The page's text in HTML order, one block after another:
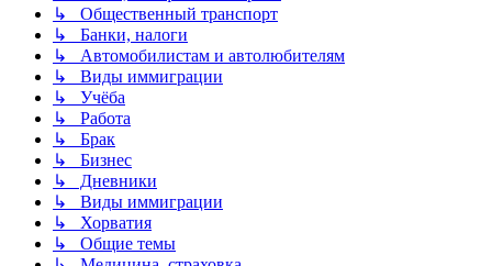
↳ Общественный транспорт
↳ Банки, налоги
↳ Автомобилистам и автолюбителям
↳ Виды иммиграции
↳ Учёба
↳ Работа
↳ Брак
↳ Бизнес
↳ Дневники
↳ Виды иммиграции
↳ Хорватия
↳ Общие темы